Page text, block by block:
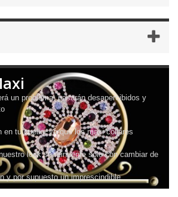
un problema, pasarán desapercibidos y
en tu cuello, ya que los maxi collares
look se reinvente sólo con cambiar de
y por supuesto un imprescindible.